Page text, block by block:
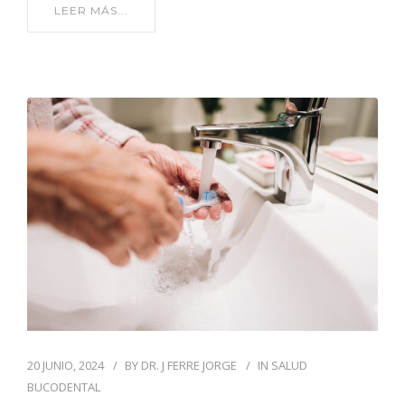
LEER MÁS...
20 JUNIO, 2024 BY DR. J FERRE JORGE IN SALUD
BUCODENTAL